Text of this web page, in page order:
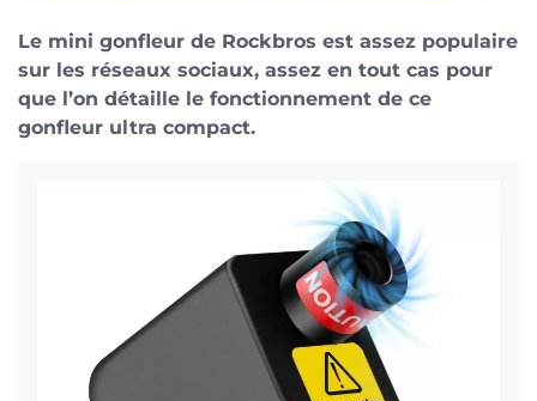
Le mini gonfleur de Rockbros est assez populaire
sur les réseaux sociaux, assez en tout cas pour
que l’on détaille le fonctionnement de ce
gonfleur ultra compact.